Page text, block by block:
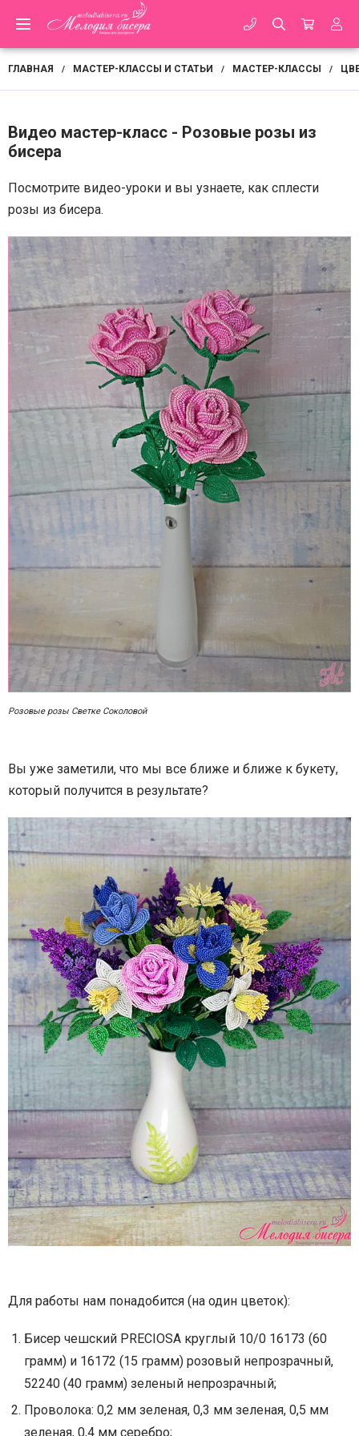
ГЛАВНАЯ / МАСТЕР-КЛАССЫ И СТАТЬИ / МАСТЕР-КЛАССЫ /
Видео мастер-класс - Розовые розы из
бисера
Посмотрите видео-уроки и вы узнаете, как сплести
розы из бисера.
Розовые розы Светке Соколовой
Вы уже заметили, что мы все ближе и ближе к букету,
который получится в результате?
Для работы нам понадобится (на один цветок):
Бисер чешский PRECIOSA круглый 10/0 16173 (60
грамм) и 16172 (15 грамм) розовый непрозрачный,
52240 (40 грамм) зеленый непрозрачный;
Проволока: 0,2 мм зеленая, 0,3 мм зеленая, 0,5 мм
зеленая, 0,4 мм серебро;